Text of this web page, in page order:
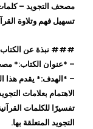
القرآن
وبيان
على
هامش
مع
فهرس
مواضيع
مصحف التجويد –
تسهيل فهم وتلاوة
### نبذة عن
– *عنوان الكتاب:*
– *الهدف:* يقدم هذا
الاهتمام بعلامات
تفسيرًا للكلمات
التجويد المتعلقة بها.